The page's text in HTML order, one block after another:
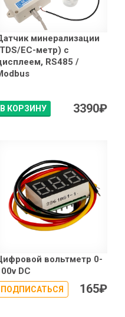
минерализации
EC-метр) с
RS485 /
В КОРЗИНУ 3390₽
вольтметр 0-
DC
ПОДПИСАТЬСЯ 165₽